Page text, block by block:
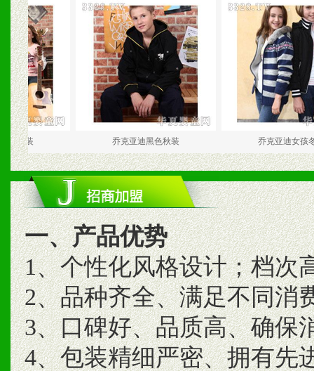
乔克亚迪黑色秋装 乔克亚迪女孩冬装
一、产品优势
1、个性化风格设计；档次
2、品种齐全、满足不同消
3、口碑好、品质高、确保
4、包装精细严密、拥有先